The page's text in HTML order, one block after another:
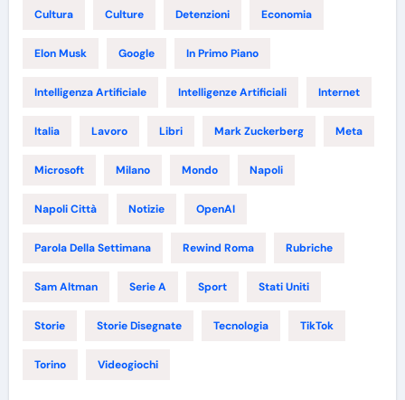
Cultura Culture Detenzioni Economia
Elon Musk Google In Primo Piano
Intelligenza Artificiale Intelligenze Artificiali Internet
Italia Lavoro Libri Mark Zuckerberg Meta
Microsoft Milano Mondo Napoli
Napoli Città Notizie OpenAI
Parola Della Settimana Rewind Roma Rubriche
Sam Altman Serie A Sport Stati Uniti
Storie Storie Disegnate Tecnologia TikTok
Torino Videogiochi